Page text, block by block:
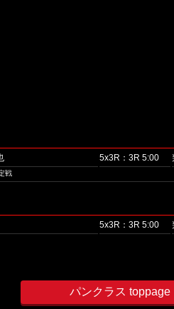
5x3R：3R 5:00
戦
5x3R：3R 5:00
パンクラス toppage